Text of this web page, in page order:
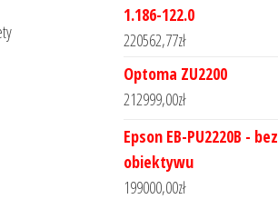
1.186-122.0
220562,77zł
Optoma ZU2200
212999,00zł
Epson EB-PU2220B - bez
obiektywu
199000,00zł